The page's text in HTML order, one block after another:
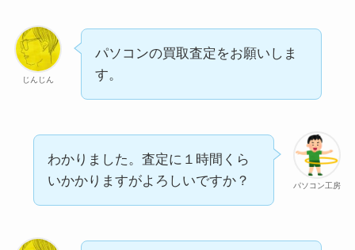
じんじん
パソコンの買取査定をお願いしま
す。
パソコン工房
わかりました。査定に１時間くら
いかかりますがよろしいですか？